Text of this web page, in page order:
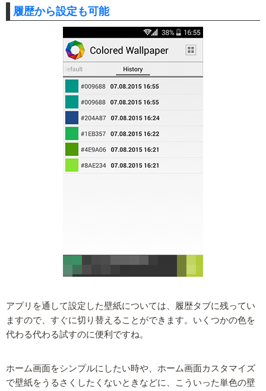
履歴から設定も可能
アプリを通して設定した壁紙については、履歴タブに残ってい
ますので、すぐに切り替えることができます。いくつかの色を
代わる代わる試すのに便利ですね。
ホーム画面をシンプルにしたい時や、ホーム画面カスタマイズ
で壁紙をうるさくしたくないときなどに、こういった単色の壁